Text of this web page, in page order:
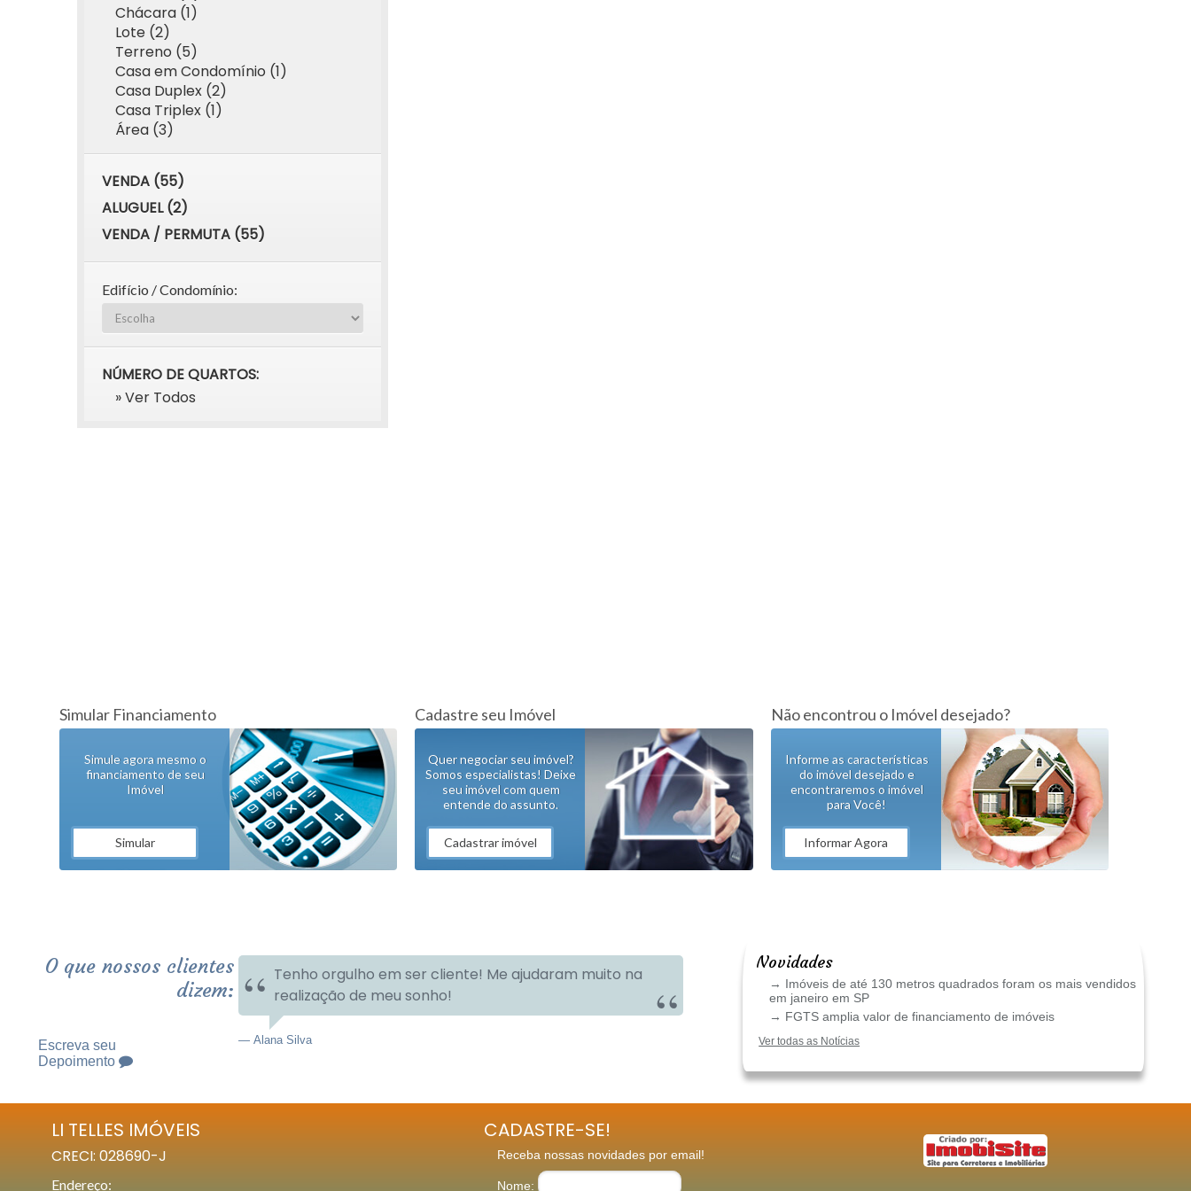
Chácara (1)
Lote (2)
Terreno (5)
Casa em Condomínio (1)
Casa Duplex (2)
Casa Triplex (1)
Área (3)
VENDA (55)
ALUGUEL (2)
VENDA / PERMUTA (55)
Edifício / Condomínio:
NÚMERO DE QUARTOS:
» Ver Todos
Simular Financiamento
Simule agora mesmo o
financiamento de seu
Imóvel
Simular
Cadastre seu Imóvel
Quer negociar seu imóvel?
Somos especialistas! Deixe
seu imóvel com quem
entende do assunto.
Cadastrar imóvel
Não encontrou o Imóvel desejado?
Informe as características
do imóvel desejado e
encontraremos o imóvel
para Você!
Informar Agora
O que nossos clientes
dizem:
Escreva seu
Depoimento
Tenho orgulho em ser cliente! Me ajudaram muito na
realização de meu sonho!
Alana Silva
Novidades
→ Imóveis de até 130 metros quadrados foram os mais vendidos
em janeiro em SP
→ FGTS amplia valor de financiamento de imóveis
Ver todas as Notícias
LI TELLES IMÓVEIS
CRECI: 028690-J
Endereço:
CADASTRE-SE!
Receba nossas novidades por email!
Nome: